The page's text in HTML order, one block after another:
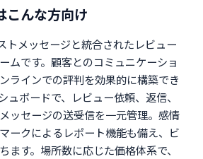
んな方向け
トメッセージと統合されたレビュー
ムです。顧客とのコミュニケーショ
ラインでの評判を効果的に構築でき
ュボードで、レビュー依頼、返信、
ッセージの送受信を一元管理。感情
ークによるレポート機能も備え、ビ
ます。場所数に応じた価格体系で、